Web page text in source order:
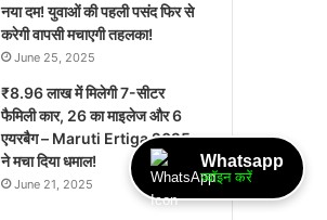
नया दम! युवाओं की पहली पसंद फिर से
करेगी वापसी मचाएगी तहलका!
June 25, 2025
₹8.96 लाख में मिलेगी 7-सीटर
फैमिली कार, 26 का माइलेज और 6
एयरबैग – Maruti Ertiga 2025
ने मचा दिया धमाल!
June 21, 2025
Whatsapp
ज्वॉइन करें